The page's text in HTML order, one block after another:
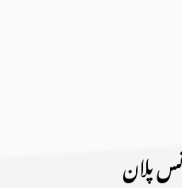
پلان